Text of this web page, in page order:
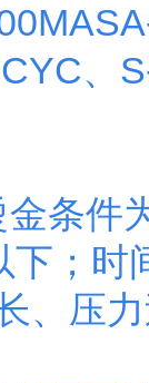
、
金条
；
、压